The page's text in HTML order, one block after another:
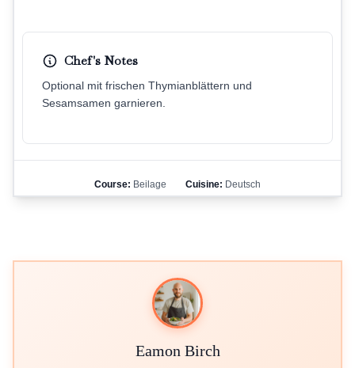
Chef's Notes
Optional mit frischen Thymianblättern und
Sesamsamen garnieren.
Course: Beilage Cuisine: Deutsch
Eamon Birch